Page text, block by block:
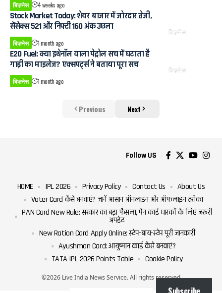
बिज़नेस 4 weeks ago
बिज़नेस
Stock Market Today: शेयर बाजार में जोरदार तेजी,
सेंसेक्स 521 और निफ्टी 160 अंक उछला
बिज़नेस 1 month ago
बिज़नेस
E20 Fuel: क्या इथेनॉल वाला पेट्रोल सच में घटाता है
गाड़ी का माइलेज? एक्सपर्ट्स ने बताया पूरा सच
बिज़नेस 1 month ago
Previous Next
Follow US
©2026 Live India News Service. All rights reserved
HOME IPL 2026 Privacy Policy Contact Us
About Us
Voter Card कैसे बनवाएं? जानें आसान ऑनलाइन और ऑफलाइन तरीका
PAN Card New Rule: सरकार का बड़ा फैसला, पैन कार्ड धारकों के लिए जरूरी
अपडेट
New Ration Card Apply Online: स्टेप-बाय-स्टेप पूरी जानकारी
Ayushman Card: आयुष्मान कार्ड कैसे बनवाएं?
TATA IPL 2026 Points Table
Cookie Policy